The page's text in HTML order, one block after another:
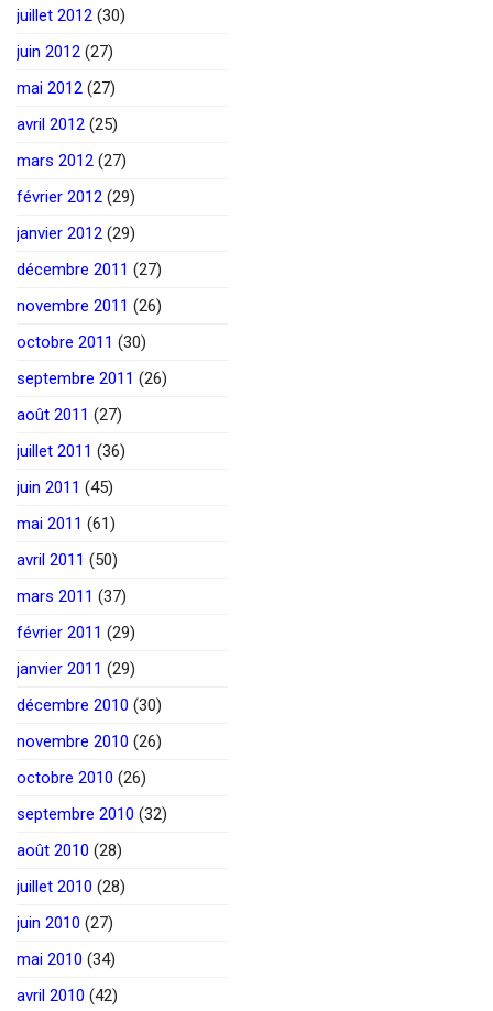
juillet 2012 (30)
juin 2012 (27)
mai 2012 (27)
avril 2012 (25)
mars 2012 (27)
février 2012 (29)
janvier 2012 (29)
décembre 2011 (27)
novembre 2011 (26)
octobre 2011 (30)
septembre 2011 (26)
août 2011 (27)
juillet 2011 (36)
juin 2011 (45)
mai 2011 (61)
avril 2011 (50)
mars 2011 (37)
février 2011 (29)
janvier 2011 (29)
décembre 2010 (30)
novembre 2010 (26)
octobre 2010 (26)
septembre 2010 (32)
août 2010 (28)
juillet 2010 (28)
juin 2010 (27)
mai 2010 (34)
avril 2010 (42)